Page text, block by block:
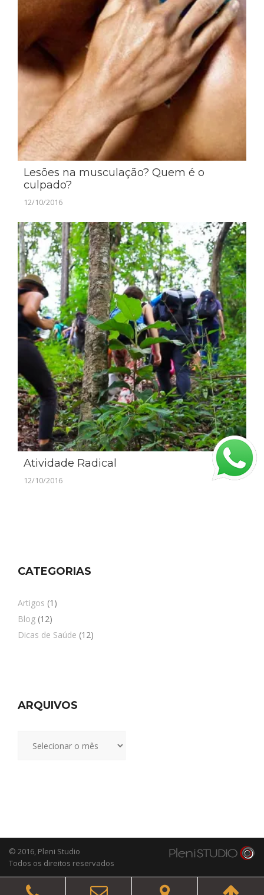
Lesões na musculação? Quem é o
culpado?
12/10/2016
Atividade Radical
12/10/2016
CATEGORIAS
Artigos (1)
Blog (12)
Dicas de Saúde (12)
ARQUIVOS
© 2016, Pleni Studio
Todos os direitos reservados